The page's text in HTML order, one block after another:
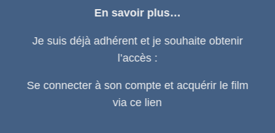
En savoir plus…
Je suis déjà adhérent et je souhaite obtenir
l’accès :
Se connecterà son compte et acquérir le film
via ce lien